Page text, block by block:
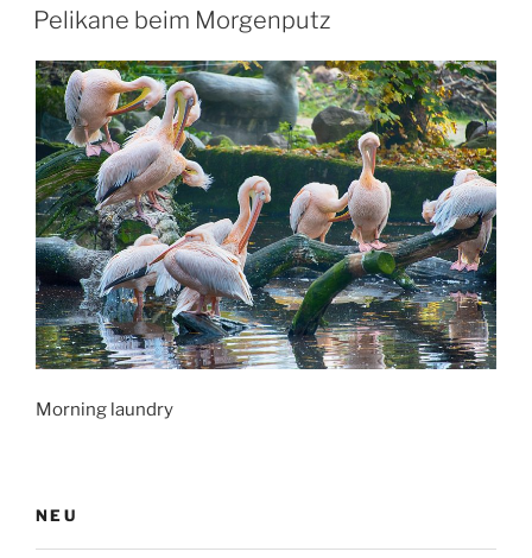
Elbphilharmonie“
AM
Pelikane beim Morgenputz
Morning laundry
NEU